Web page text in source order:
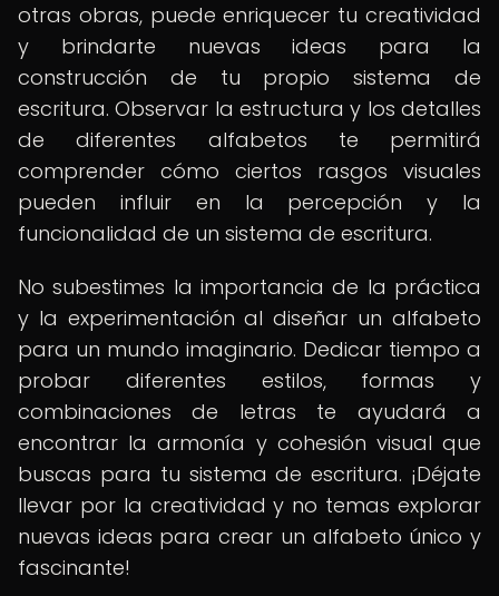
otras obras, puede enriquecer tu creatividad
y brindarte nuevas ideas para la
construcción de tu propio sistema de
escritura. Observar la estructura y los detalles
de diferentes alfabetos te permitirá
comprender cómo ciertos rasgos visuales
pueden influir en la percepción y la
funcionalidad de un sistema de escritura.
No subestimes la importancia de la práctica
y la experimentación al diseñar un alfabeto
para un mundo imaginario. Dedicar tiempo a
probar diferentes estilos, formas y
combinaciones de letras te ayudará a
encontrar la armonía y cohesión visual que
buscas para tu sistema de escritura. ¡Déjate
llevar por la creatividad y no temas explorar
nuevas ideas para crear un alfabeto único y
fascinante!